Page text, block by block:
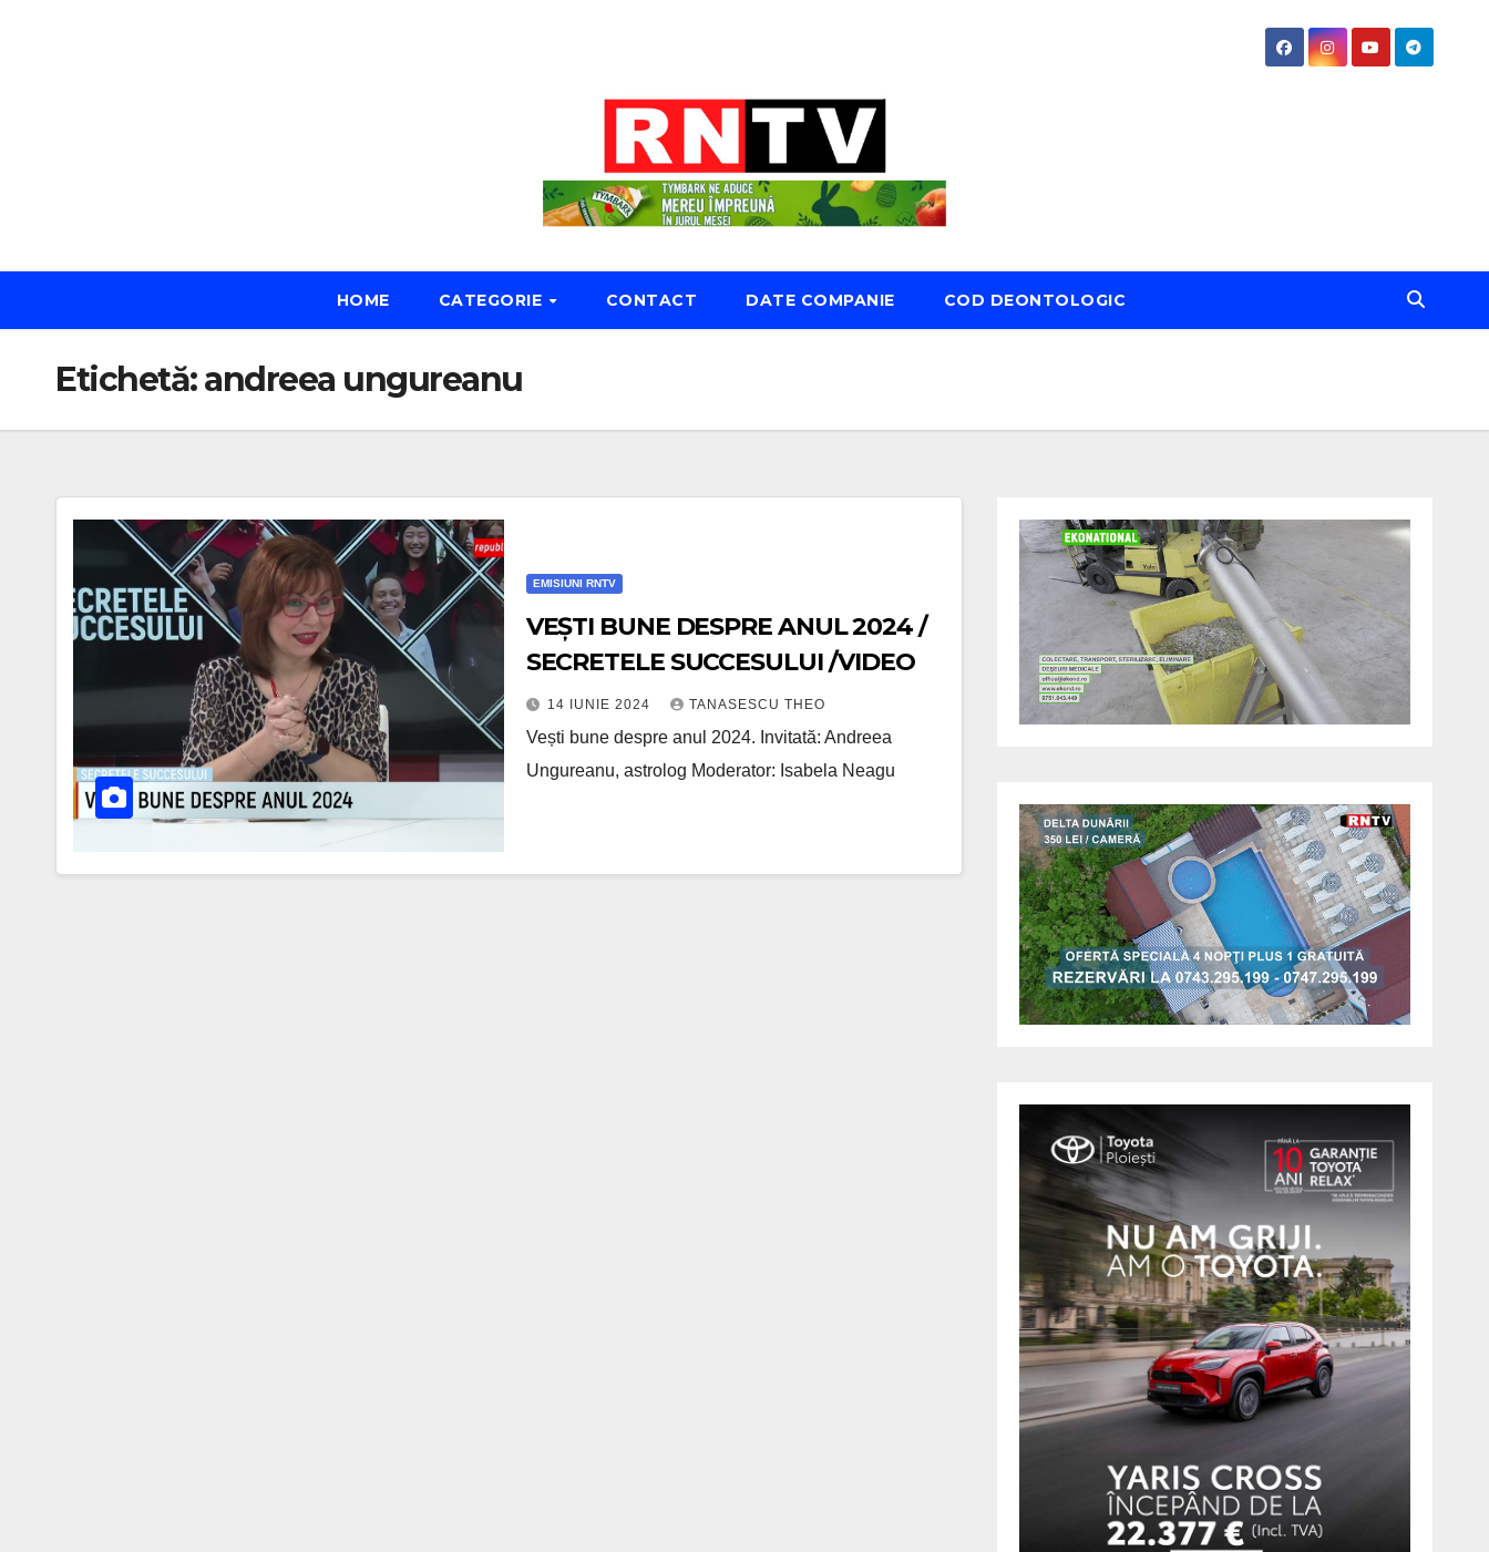
HOME CATEGORIE CONTACT DATE COMPANIE COD DEONTOLOGIC
Etichetă:andreea ungureanu
EMISIUNI RNTV
VEȘTI BUNE DESPRE ANUL 2024 /
SECRETELE SUCCESULUI /VIDEO
14 IUNIE 2024 TANASESCU THEO
Vești bune despre anul 2024. Invitată: Andreea
Ungureanu, astrolog Moderator: Isabela Neagu